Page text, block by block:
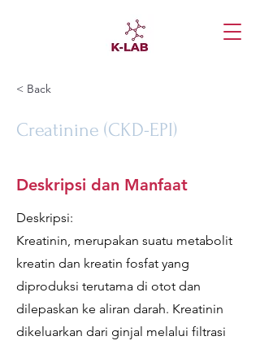
< Back
Creatinine (CKD-EPI)
Deskripsi dan Manfaat
Deskripsi:
Kreatinin, merupakan suatu metabolit
kreatin dan kreatin fosfat yang
diproduksi terutama di otot dan
dilepaskan ke aliran darah. Kreatinin
dikeluarkan dari ginjal melalui filtrasi